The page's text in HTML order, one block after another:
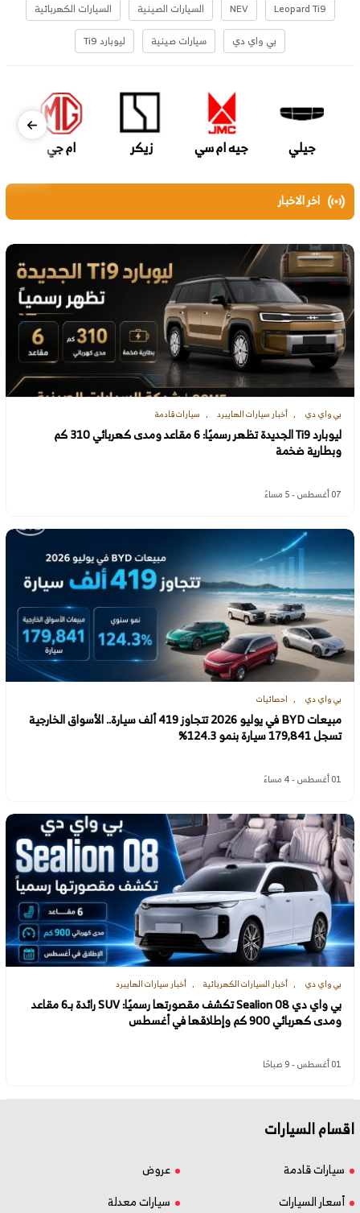
Leopard Ti9
NEV السيارات الصينية
السيارات الكهربائية
بي واي دي
سيارات صينية ليوبارد Ti9
جيلي جيه ام سي زيكر ام جي
اخر الاخبار
بي واي دي أخبار سيارات الهايبرد سيارات قادمة
ليوبارد Ti9 الجديدة تظهر رسميًا: 6 مقاعد ومدى كهربائي 310 كم
وبطارية ضخمة
07 أغسطس - 5 مساءً
بي واي دي احصائيات
مبيعات BYD في يوليو 2026 تتجاوز 419 ألف سيارة.. الأسواق الخارجية
تسجل 179,841 سيارة بنمو 124.3%
01 أغسطس - 4 مساءً
بي واي دي أخبار السيارات الكهربائية أخبار سيارات الهايبرد
بي واي دي Sealion 08 تكشف مقصورتها رسميًا: SUV رائدة بـ6 مقاعد
ومدى كهربائي 900 كم وإطلاقها في أغسطس
01 أغسطس - 9 صباحًا
اقسام السيارات
سيارات قادمة
عروض
أسعار السيارات
سيارات معدلة